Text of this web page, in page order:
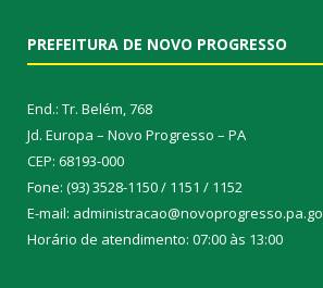
PREFEITURA DE NOVO PROGRESSO
End.: Tr. Belém, 768
Jd. Europa – Novo Progresso – PA
CEP: 68193-000
Fone: (93) 3528-1150 / 1151 / 1152
E-mail:
Horário de atendimento: 07:00 às 13:00